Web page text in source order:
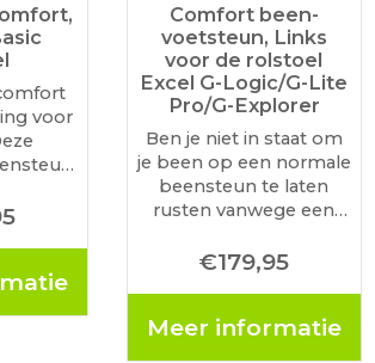
voor
Comfort been-
voetsteun, Links
voor de rolstoel
Excel G-Logic/G-Lite
Pro/G-Explorer
Ben je niet in staat om
je been op een normale
beensteun te laten
rusten vanwege een
slechte doorbloeding?
oplossing: de
€179,95
Meer informatie